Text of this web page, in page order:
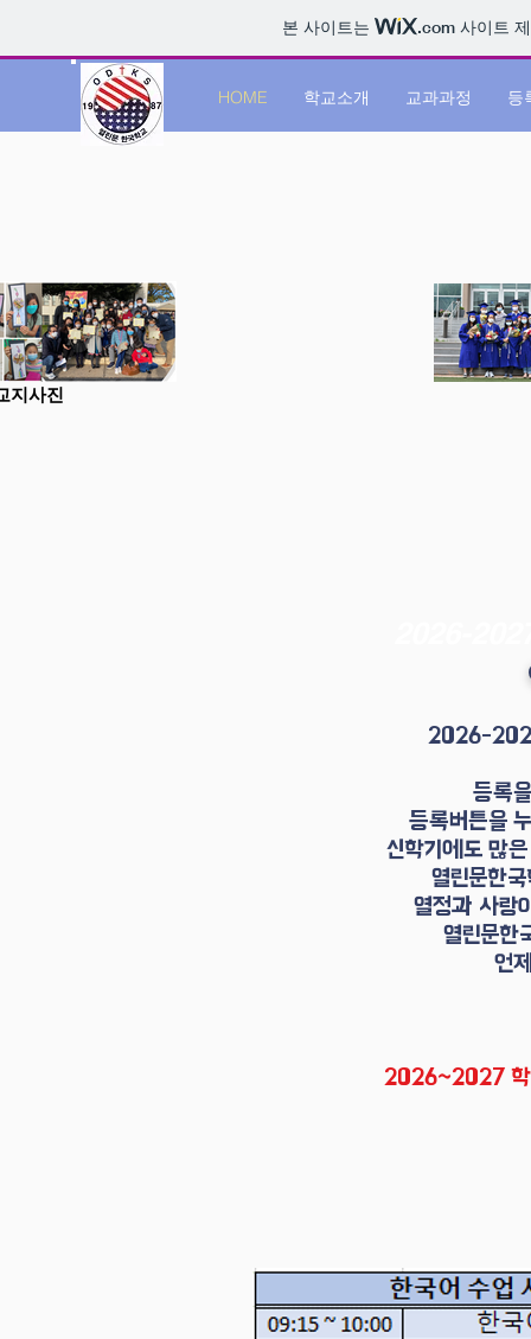
본 사이트는 .com 사이트
HOME 학교소개 교과과정 등
지사진
2026-
등록
등록버튼을
신학기에도 많
열린문한
열정과 사랑
열린문한
언
2026~2027 학